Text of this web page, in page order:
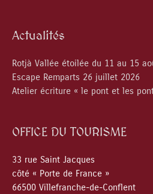
Actualités
Rotjà Vallée étoilée du 11 au 15
Escape Remparts 26 juillet 2026
Atelier écriture « le pont et les
OFFICE DU TOURISME
33 rue Saint Jacques
côté « Porte de France »
66500 Villefranche-de-Conflent